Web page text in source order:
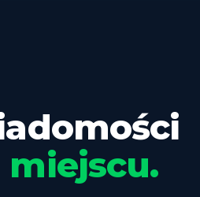
miejscu.